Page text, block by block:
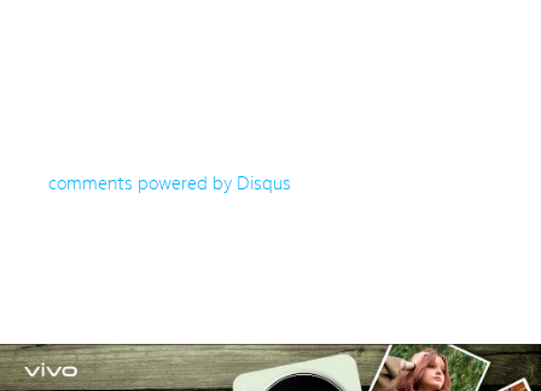
comments powered by Disqus